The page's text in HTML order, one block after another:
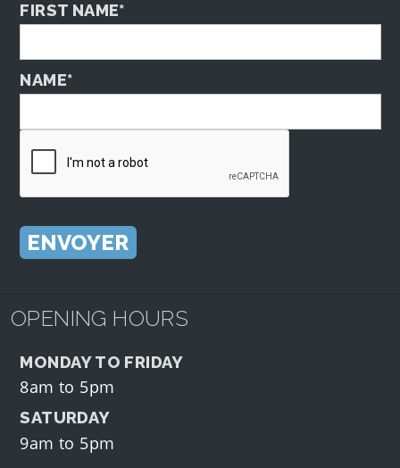
FIRST NAME*
NAME*
OPENING HOURS
MONDAY TO FRIDAY
8am to 5pm
SATURDAY
9am to 5pm